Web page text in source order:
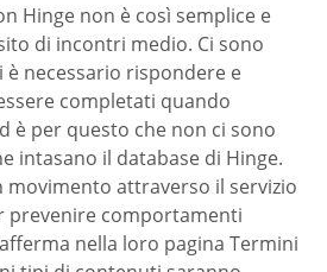
Hinge non è così semplice e
di incontri medio. Ci sono
necessario rispondere e
completati quando
è per questo che non ci sono
intasano il database di Hinge.
movimento attraverso il servizio
prevenire comportamenti
nella loro pagina Termini